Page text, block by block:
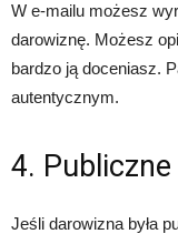
W e-mailu możesz
darowiznę. Możesz
bardzo ją doceniasz.
autentycznym.
4.
Jeśli darowizna była